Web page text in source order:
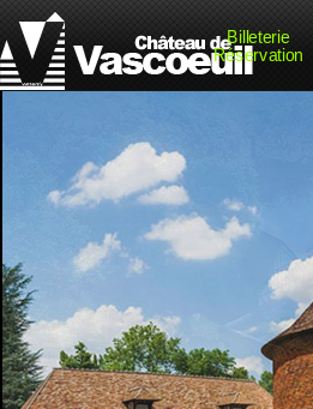
Billeterie
Réservation